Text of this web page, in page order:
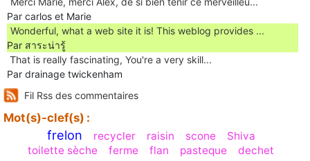
Par carlos et Marie
Wonderful, what a web site it is! This weblog provides ...
Par สาระน่ารู้
Ꭲhat is really fascinating, You'rе a very skill...
Par drainage twickenham
Fil Rss des commentaires
Mot(s)-clef(s) :
frelon recycler raisin scone
Shiva
toilette sèche
ferme flan pasteque dechet